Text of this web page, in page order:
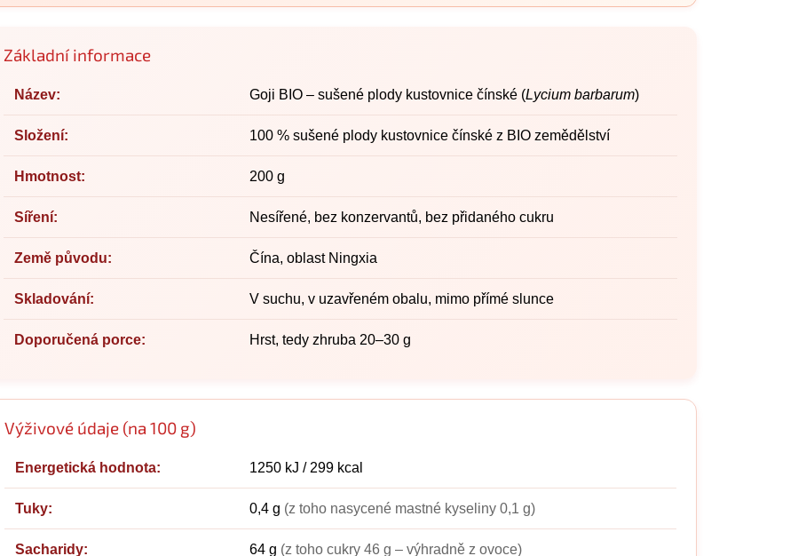
Základní informace
Název: Goji BIO – sušené plody kustovnice čínské (Lycium barbarum)
Složení: 100 % sušené plody kustovnice čínské z BIO zemědělství
Hmotnost: 200 g
Síření: Nesířené, bez konzervantů, bez přidaného cukru
Země původu: Čína, oblast Ningxia
Skladování: V suchu, v uzavřeném obalu, mimo přímé slunce
Doporučená porce: Hrst, tedy zhruba 20–30 g
Výživové údaje (na 100 g)
Energetická hodnota: 1250 kJ / 299 kcal
Tuky: 0,4 g (z toho nasycené mastné kyseliny 0,1 g)
Sacharidy: 64 g (z toho cukry 46 g – výhradně z ovoce)